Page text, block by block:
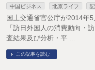
中国ビジネス
北京ライフ
国土交通省官公庁が2014年
「訪日外国人の消費動向・
査結果及び分析・平 …
この記事を読む